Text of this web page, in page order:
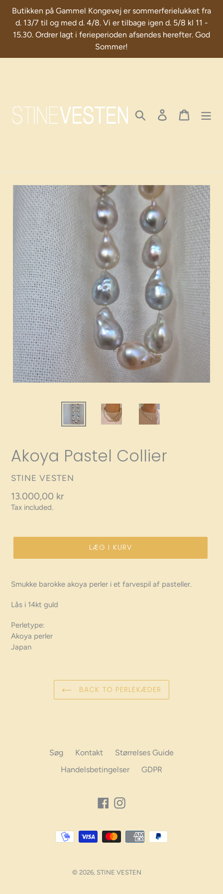
Skip
content
Butikken på Gammel Kongevej er sommerferielukket fra
d. 13/7 til og med d. 4/8. Vi er tilbage igen d. 5/8 kl 11 -
15.30. Ordrer lagt i ferieperioden afsendes herefter. God
Sommer!
Search Log in Cart
Akoya Pastel Collier
VENDOR
STINE VESTEN
Regular
price
13.000,00 kr
Tax included.
LÆG I KURV
Smukke barokke akoya perler i et farvespil af pasteller.
Lås i 14kt guld
Perletype:
Akoya perler
Japan
BACK TO PERLEKÆDER
Søg Kontakt
Størrelses Guide
Handelsbetingelser
GDPR
FacebookInstagram
© 2026, STINE VESTEN